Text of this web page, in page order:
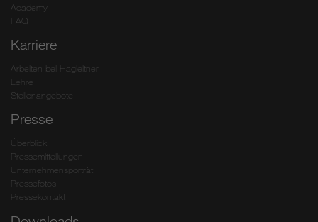
Academy
FAQ
Karriere
Arbeiten bei Hagleitner
Lehre
Stellenangebote
Presse
Überblick
Pressemitteilungen
Unternehmensporträt
Pressefotos
Pressekontakt